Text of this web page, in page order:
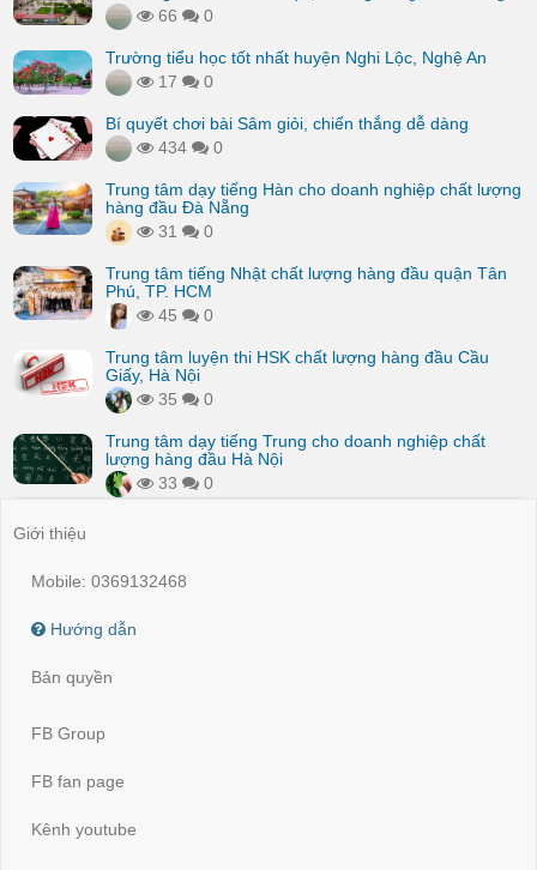
66
0
Trường tiểu học tốt nhất huyện Nghi Lộc, Nghệ An
17
0
Bí quyết chơi bài Sâm giỏi, chiến thắng dễ dàng
434
0
Trung tâm dạy tiếng Hàn cho doanh nghiệp chất lượng
hàng đầu Đà Nẵng
31
0
Trung tâm tiếng Nhật chất lượng hàng đầu quận Tân
Phú, TP. HCM
45
0
Trung tâm luyện thi HSK chất lượng hàng đầu Cầu
Giấy, Hà Nội
35
0
Trung tâm dạy tiếng Trung cho doanh nghiệp chất
lượng hàng đầu Hà Nội
33
0
Giới thiệu
Mobile: 0369132468
Hướng dẫn
Bản quyền
FB Group
FB fan page
Kênh youtube